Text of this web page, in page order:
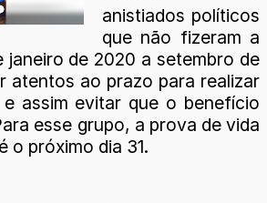
anistiados políticos
que não fizeram a
janeiro de 2020 a setembro de
atentos ao prazo para realizar
assim evitar que o benefício
esse grupo, a prova de vida
o próximo dia 31.